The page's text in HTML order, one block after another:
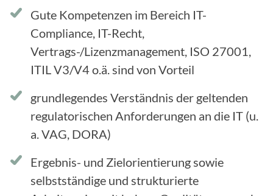
Gute Kompetenzen im Bereich IT-
Compliance, IT-Recht,
Vertrags-/Lizenzmanagement, ISO 27001,
ITIL V3/V4 o.ä. sind von Vorteil
grundlegendes Verständnis der geltenden
regulatorischen Anforderungen an die IT (u.
a. VAG, DORA)
Ergebnis- und Zielorientierung sowie
selbstständige und strukturierte